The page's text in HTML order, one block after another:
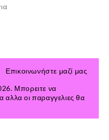
Επικοινωνήστε μαζί μας
Μπορειτε να
αλλα οι παραγγελιες θα